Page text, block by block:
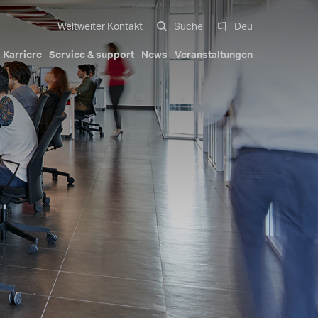
Weltweiter Kontakt Suche Deu
Italiano
English
Deutsch
auf
Kompakte Lösungen
Hydraulischer Zylinder
Pa Full Compact
Eingeschraubte Düsen mit
reduziertem Anschnitt-Einbaumaß
Kompaktes Etagenwerkzeug
Automobil Exterieur
Mobilität
Zubehör für Gartenarbeit
Unsere Geschichte
Trademarks
-broschüren
AGB
Karriere Service & support News Veranstaltungen